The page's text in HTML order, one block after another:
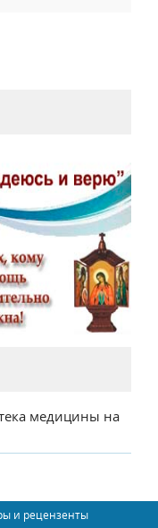
медицины на
и рецензенты